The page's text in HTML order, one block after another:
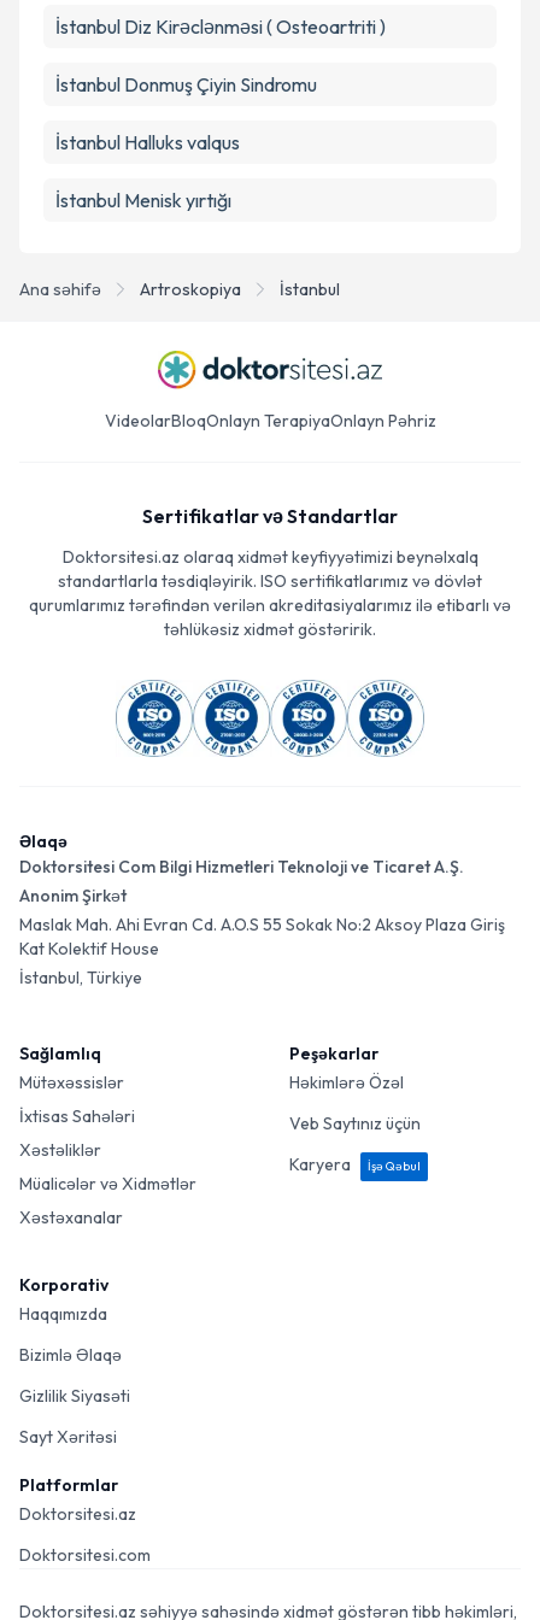
Ana səhifə Artroskopiya İstanbul
İstanbul Diz Kirəclənməsi ( Osteoartriti )
İstanbul Donmuş Çiyin Sindromu
İstanbul Halluks valqus
İstanbul Menisk yırtığı
VideolarBloqOnlayn TerapiyaOnlayn Pəhriz
Sertifikatlar və Standartlar
Doktorsitesi.az olaraq xidmət keyfiyyətimizi beynəlxalq
standartlarla təsdiqləyirik. ISO sertifikatlarımız və dövlət
qurumlarımız tərəfindən verilən akreditasiyalarımız ilə etibarlı və
təhlükəsiz xidmət göstəririk.
Əlaqə
Doktorsitesi Com Bilgi Hizmetleri Teknoloji ve Ticaret A.Ş.
Anonim Şirkət
Maslak Mah. Ahi Evran Cd. A.O.S 55 Sokak No:2 Aksoy Plaza Giriş
Kat Kolektif House
İstanbul, Türkiye
Sağlamlıq
Mütəxəssislər
İxtisas Sahələri
Xəstəliklər
Müalicələr və Xidmətlər
Xəstəxanalar
Peşəkarlar
Həkimlərə Özəl
Veb Saytınız üçün
Karyera
İşə Qəbul
Korporativ
Haqqımızda
Bizimlə Əlaqə
Gizlilik Siyasəti
Sayt Xəritəsi
Platformlar
Doktorsitesi.az
Doktorsitesi.com
Doktorsitesi.az səhiyyə sahəsində xidmət göstərən tibb həkimləri,